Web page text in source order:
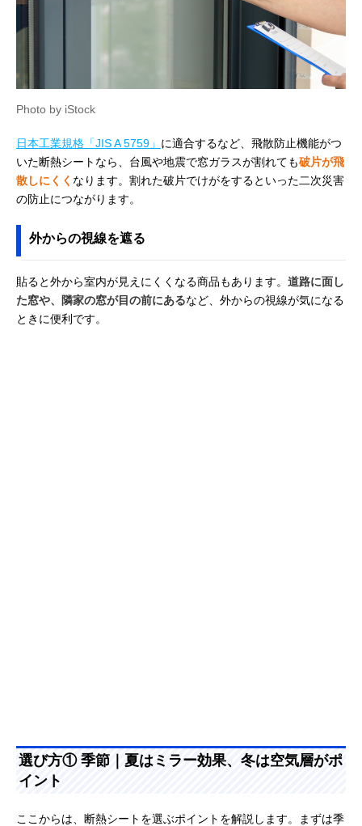
Photo by iStock
日本工業規格「JIS A 5759」 に適合するなど、飛散防止機能がつ
いた断熱シートなら、台風や地震で窓ガラスが割れても破片が飛
散しにくく なります。割れた破片でけがをするといった二次災害
の防止につながります。
外からの視線を遮る
貼ると外から室内が見えにくくなる商品もあります。 道路に面し
た窓や、隣家の窓が目の前にあるなど、外からの視線が気になる
ときに便利です。
選び方① 季節｜夏はミラー効果、冬は空気層がポ
イント
ここからは、断熱シートを選ぶポイントを解説します。まずは季